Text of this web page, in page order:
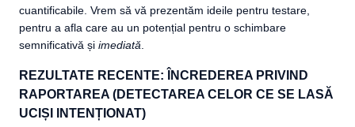
cuantificabile. Vrem să vă prezentăm ideile pentru testare,
pentru a afla care au un potențial pentru o schimbare
semnificativă și imediată
REZULTATE RECENTE: ÎNCREDEREA PRIVIND
RAPORTAREA (DETECTAREA CELOR CE SE LASĂ
UCIȘI INTENȚIONAT)